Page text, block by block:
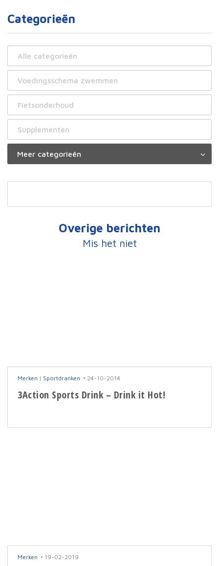
Categorieën
Alle categorieën
Voedingsschema zwemmen
Fietsonderhoud
Supplementen
Overige berichten
Mis het niet
Merken | Sportdranken 24-10-2014
3Action Sports Drink – Drink it Hot!
Merken 19-02-2019